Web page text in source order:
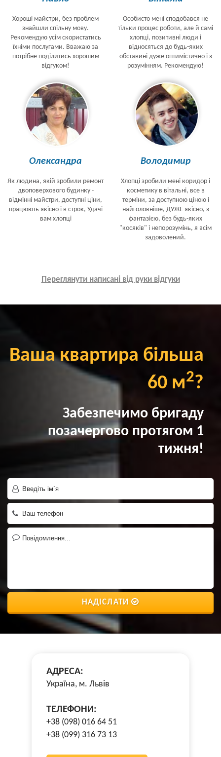
Хороші майстри, без проблем
знайшли спільну мову.
Рекомендую усім скористатись
їхніми послугами. Вважаю за
потрібне поділитись хорошим
відгуком!
Особисто мені сподобався не
тільки процес роботи, але й самі
хлопці, позитивні люди і
відносяться до будь-яких
обставині дуже оптимістично і з
розумінням. Рекомендую!
Олександра
Як людина, якій зробили ремонт
двоповерхового будинку -
відмінні майстри, доступні ціни,
працюють якісно і в строк, Удачі
вам хлопці
Володимир
Хлопці зробили мені коридор і
косметику в вітальні, все в
терміни, за доступною ціною і
найголовніше, ДУЖЕ якісно, з
фантазією, без будь-яких
"косяків" і непорозумінь, я всім
задоволений.
Переглянути написані від руки відгуки
Ваша квартира більша
60 м2?
Забезпечимо бригаду
позачергово протягом 1
тижня!
НАДІСЛАТИ
АДРЕСА:
Україна, м. Львів
ТЕЛЕФОНИ:
+38 (098) 016 64 51
+38 (099) 316 73 13